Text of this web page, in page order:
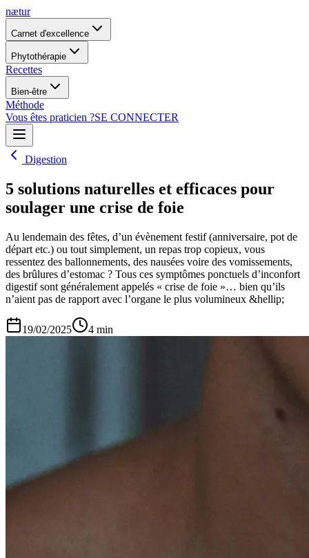
nætur
Carnet d'excellence
Phytothérapie
Recettes
Bien-être
Méthode
Vous êtes praticien ?SE CONNECTER
Digestion
5 solutions naturelles et efficaces pour
soulager une crise de foie
Au lendemain des fêtes, d’un évènement festif (anniversaire, pot de
départ etc.) ou tout simplement, un repas trop copieux, vous
ressentez des ballonnements, des nausées voire des vomissements,
des brûlures d’estomac ? Tous ces symptômes ponctuels d’inconfort
digestif sont généralement appelés « crise de foie »… bien qu’ils
n’aient pas de rapport avec l’organe le plus volumineux &hellip;
19/02/2025 4 min